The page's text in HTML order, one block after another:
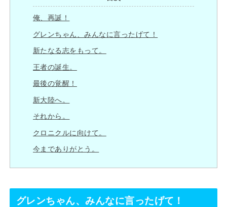
俺、再誕！
グレンちゃん、みんなに言ったげて！
新たなる志をもって。
王者の誕生。
最後の覚醒！
新大陸へ。
それから。
クロニクルに向けて。
今までありがとう。
グレンちゃん、みんなに言ったげて！